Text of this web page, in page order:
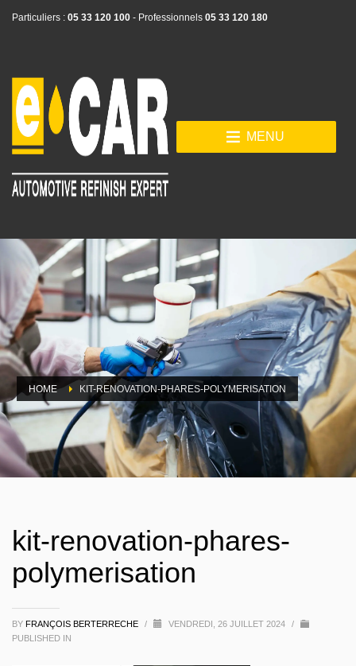
Particuliers : 05 33 120 100 - Professionnels 05 33 120 180
MENU
HOME KIT-RENOVATION-PHARES-POLYMERISATION
kit-renovation-phares-
polymerisation
BY FRANÇOIS BERTERRECHE / VENDREDI, 26 JUILLET 2024
/
PUBLISHED IN